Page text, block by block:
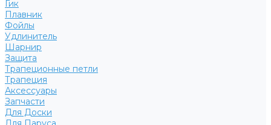
Гик
Плавник
Фойлы
Удлинитель
Шарнир
Защита
Трапеционные петли
Трапеция
Аксессуары
Запчасти
Для Доски